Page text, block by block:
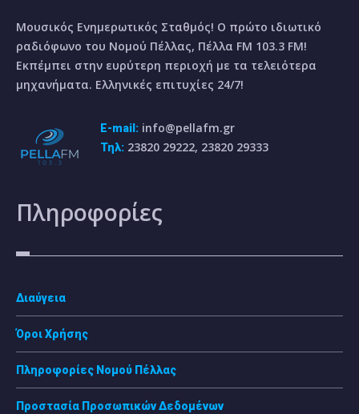
Μουσικός Ενημερωτικός Σταθμός! Ο πρώτο ιδιωτικό
ραδιόφωνο του Νομού Πέλλας, Πέλλα FM 103.3 FM!
Εκπέμπει στην ευρύτερη περιοχή με τα τελειότερα
μηχανήματα. Ελληνικές επιτυχίες 24/7!
E-mail: info@pellafm.gr
Τηλ: 23820 29222, 23820 29333
Πληροφορίες
Διαύγεια
Όροι Χρήσης
Πληροφορίες Νομού Πέλλας
Προστασία Προσωπικών Δεδομένων